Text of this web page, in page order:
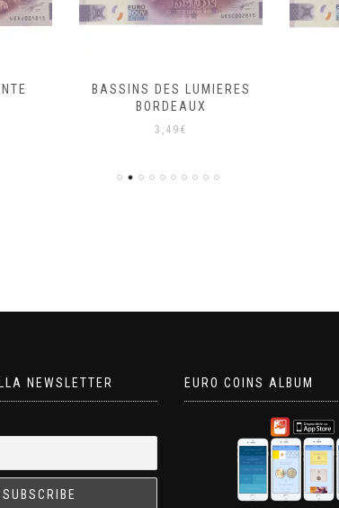
BASSINS DES LUMIERES
BORDEAUX
3,49 €
NEWSLETTER EURO COINS ALBUM